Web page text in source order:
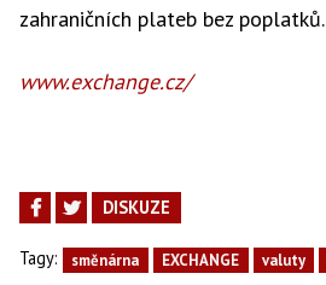
zahraničních plateb bez poplatků.
www.exchange.cz/
DISKUZE
Tagy: směnárna EXCHANGE valuty